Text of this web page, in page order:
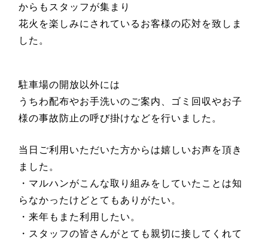
からもスタッフが集まり
花火を楽しみにされているお客様の応対を致しま
した。
駐車場の開放以外には
うちわ配布やお手洗いのご案内、ゴミ回収やお子
様の事故防止の呼び掛けなどを行いました。
当日ご利用いただいた方からは嬉しいお声を頂き
ました。
・マルハンがこんな取り組みをしていたことは知
らなかったけどとてもありがたい。
・来年もまた利用したい。
・スタッフの皆さんがとても親切に接してくれて